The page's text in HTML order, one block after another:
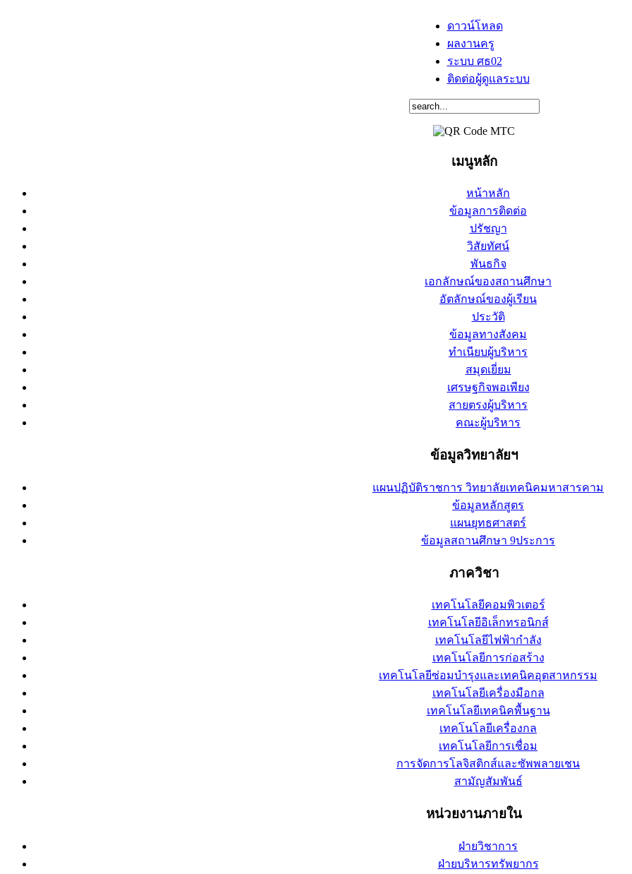
ดาวน์โหลด
ผลงานครู
ระบบ ศธ02
ติดต่อผู้ดูแลระบบ
เมนูหลัก
หน้าหลัก
ข้อมูลการติดต่อ
ปรัชญา
วิสัยทัศน์
พันธกิจ
เอกลักษณ์ของสถานศึกษา
อัตลักษณ์ของผู้เรียน
ประวัติ
ข้อมูลทางสังคม
ทำเนียบผู้บริหาร
สมุดเยี่ยม
เศรษฐกิจพอเพียง
สายตรงผู้บริหาร
คณะผู้บริหาร
ข้อมูลวิทยาลัยฯ
แผนปฏิบัติราชการ วิทยาลัยเทคนิคมหาสารคาม
ข้อมูลหลักสูตร
แผนยุทธศาสตร์
ข้อมูลสถานศึกษา 9ประการ
ภาควิชา
เทคโนโลยีคอมพิวเตอร์
เทคโนโลยีอิเล็กทรอนิกส์
เทคโนโลยีไฟฟ้ากำลัง
เทคโนโลยีการก่อสร้าง
เทคโนโลยีซ่อมบำรุงและเทคนิคอุตสาหกรรม
เทคโนโลยีเครื่องมือกล
เทคโนโลยีเทคนิคพื้นฐาน
เทคโนโลยีเครื่องกล
เทคโนโลยีการเชื่อม
การจัดการโลจิสติกส์และซัพพลายเชน
สามัญสัมพันธ์
หน่วยงานภายใน
ฝ่ายวิชาการ
ฝ่ายบริหารทรัพยากร